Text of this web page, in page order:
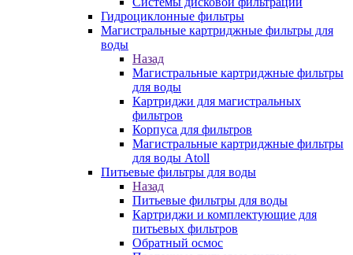
Гидроциклонные фильтры
Магистральные картриджные фильтры для
воды
Назад
Магистральные картриджные фильтры
для воды
Картриджи для магистральных
фильтров
Корпуса для фильтров
Магистральные картриджные фильтры
для воды Atoll
Питьевые фильтры для воды
Назад
Питьевые фильтры для воды
Картриджи и комплектующие для
питьевых фильтров
Обратный осмос